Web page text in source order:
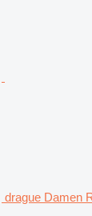
drague Damen